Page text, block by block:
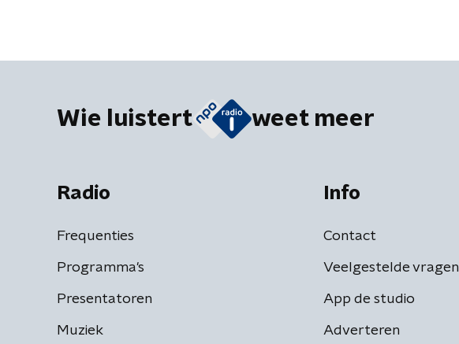
Wie luistert weet meer
Radio
Frequenties
Programma's
Presentatoren
Muziek
Info
Contact
Veelgestelde vragen
App de studio
Adverteren